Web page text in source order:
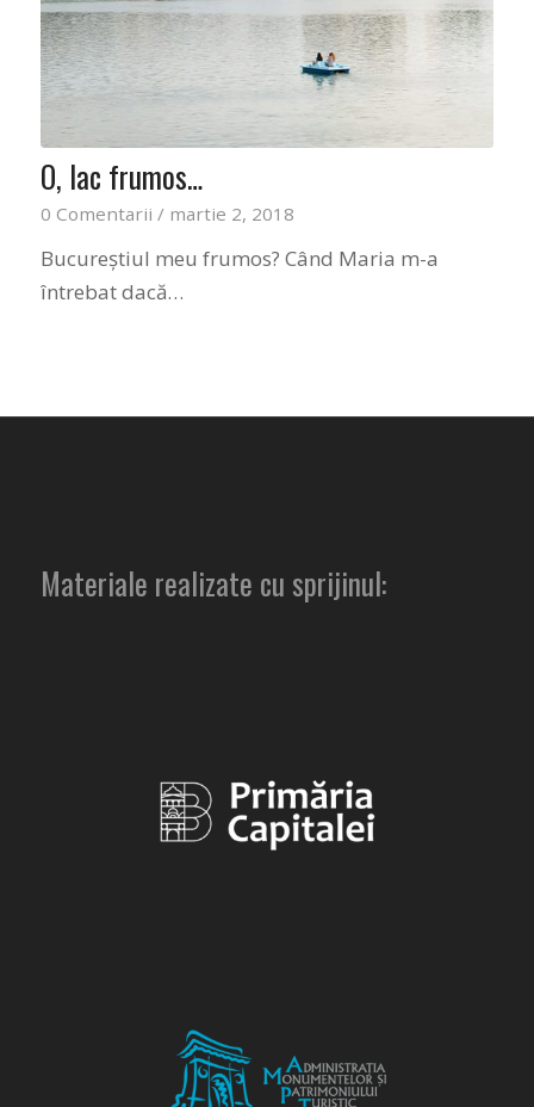
O, lac frumos…
0 Comentarii / martie 2, 2018
Bucureștiul meu frumos? Când Maria m-a
întrebat dacă…
Materiale realizate cu sprijinul: